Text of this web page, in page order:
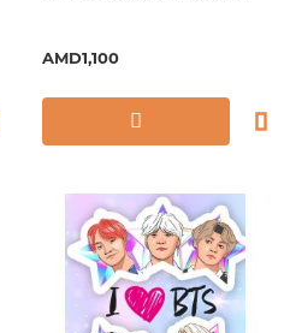
AMD1,100